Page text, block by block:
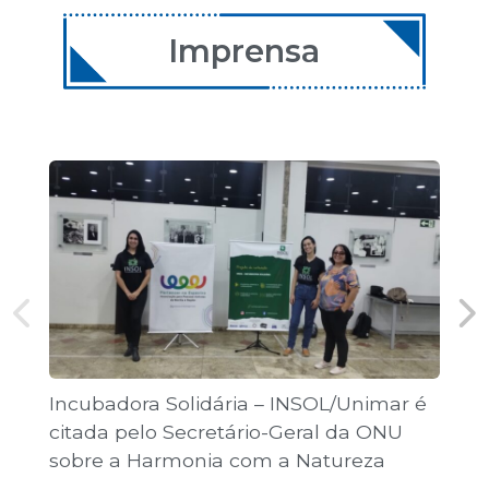
12 de dezembro de 2026
Imprensa
Incubadora Solidária – INSOL/Unimar é
citada pelo Secretário-Geral da ONU
sobre a Harmonia com a Natureza